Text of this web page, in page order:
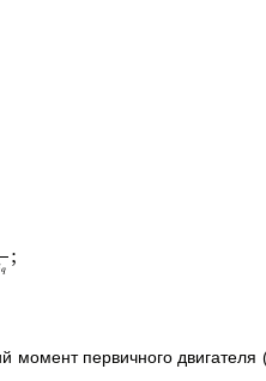
q ;
первичного двигателя